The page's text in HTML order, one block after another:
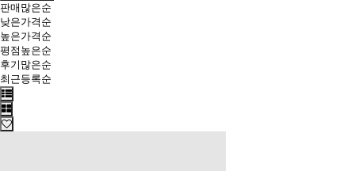
판매많은순
낮은가격순
높은가격순
평점높은순
후기많은순
최근등록순